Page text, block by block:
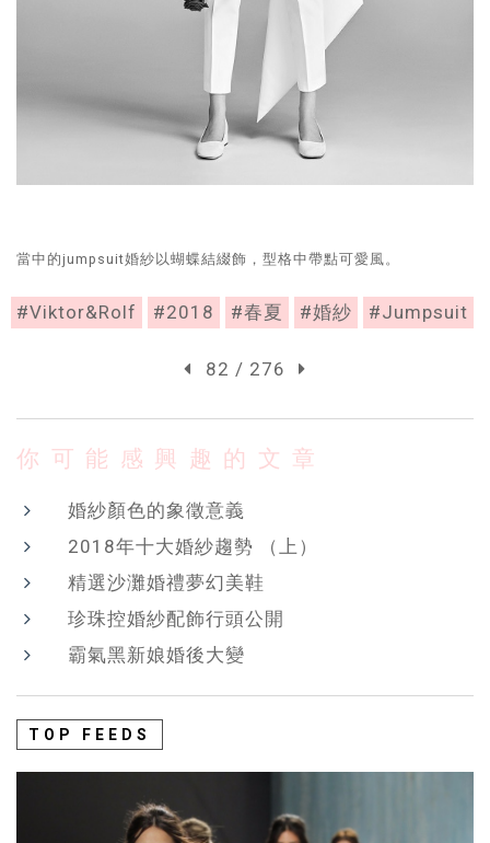
當中的jumpsuit婚紗以蝴蝶結綴飾，型格中帶點可愛風。
#Viktor&Rolf #2018 #春夏 #婚紗 #Jumpsuit
82 / 276
你可能感興趣的文章
婚紗顏色的象徵意義
2018年十大婚紗趨勢 （上）
精選沙灘婚禮夢幻美鞋
珍珠控婚紗配飾行頭公開
霸氣黑新娘婚後大變
TOP FEEDS